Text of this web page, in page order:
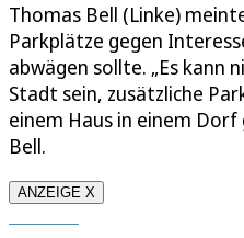
Thomas Bell (Linke)
Parkplätze gegen
abwägen sollte. „Es kann
Stadt sein, zusätzliche
einem Haus in einem
Bell.
ANZEIGE X